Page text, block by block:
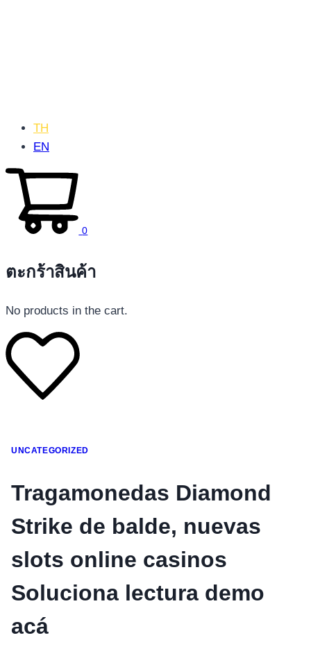
โทรศัพท์มือถือ
อุปกรณ์เสริมโทรศัพท์
สินค้าตามแบรนด์
TH
EN
0
ตะกร้าสินค้า
No products in the cart.
UNCATEGORIZED
Tragamonedas Diamond
Strike de balde, nuevas
slots online casinos
Soluciona lectura demo
acá